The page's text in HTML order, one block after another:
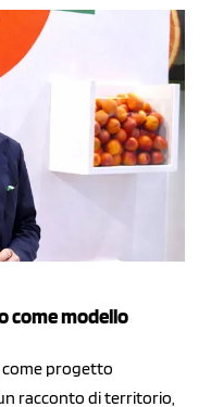
come modello
progetto
racconto di territorio,